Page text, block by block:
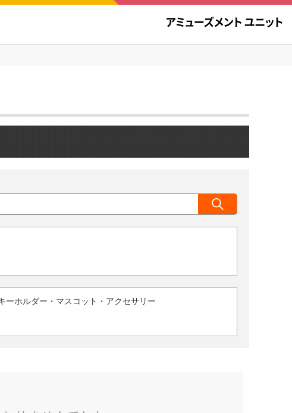
ーホルダー・マスコット・アクセサリー